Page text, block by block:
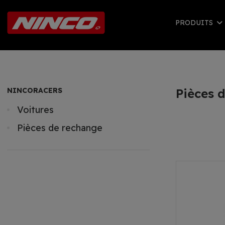
PRODUITS
Pièces
NINCORACERS
Voitures
Pièces de rechange